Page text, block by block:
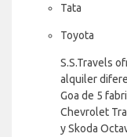
Tata
Toyota
S.S.Travels
alquiler
Goa de 5
Chevrolet
y Skoda